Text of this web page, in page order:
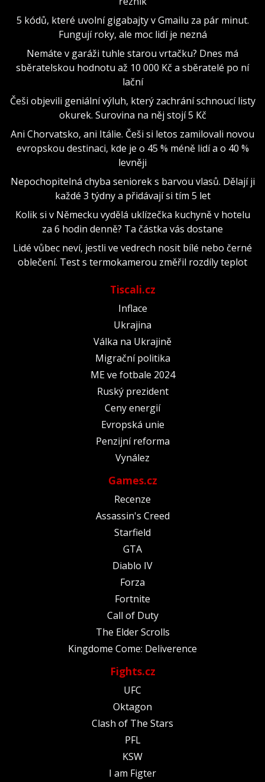
5 kódů, které uvolní gigabajty v Gmailu za pár minut.
Fungují roky, ale moc lidí je nezná
Nemáte v garáži tuhle starou vrtačku? Dnes má
sběratelskou hodnotu až 10 000 Kč a sběratelé po ní
lační
Češi objevili geniální výluh, který zachrání schnoucí listy
okurek. Surovina na něj stojí 5 Kč
Ani Chorvatsko, ani Itálie. Češi si letos zamilovali novou
evropskou destinaci, kde je o 45 % méně lidí a o 40 %
levněji
Nepochopitelná chyba seniorek s barvou vlasů. Dělají ji
každé 3 týdny a přidávají si tím 5 let
Kolik si v Německu vydělá uklízečka kuchyně v hotelu
za 6 hodin denně? Ta částka vás dostane
Lidé vůbec neví, jestli ve vedrech nosit bílé nebo černé
oblečení. Test s termokamerou změřil rozdíly teplot
Tiscali.cz
Inflace
Ukrajina
Válka na Ukrajině
Migrační politika
ME ve fotbale 2024
Ruský prezident
Ceny energií
Evropská unie
Penzijní reforma
Vynález
Games.cz
Recenze
Assassin's Creed
Starfield
GTA
Diablo IV
Forza
Fortnite
Call of Duty
The Elder Scrolls
Kingdome Come: Deliverence
Fights.cz
UFC
Oktagon
Clash of The Stars
PFL
KSW
I am Figter